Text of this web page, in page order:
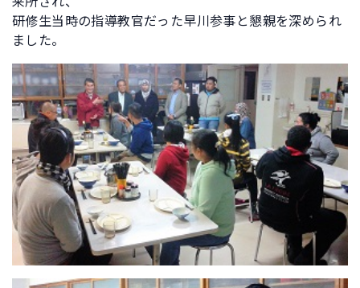
研修生当時の指導教官だった早川参事と懇親を深められ
ました。